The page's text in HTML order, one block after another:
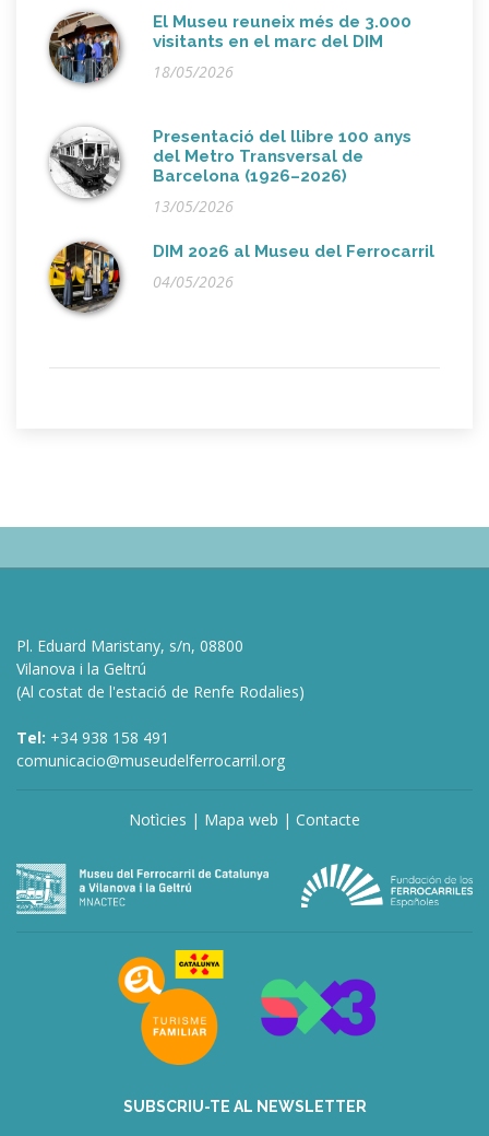
El Museu reuneix més de 3.000
visitants en el marc del DIM
18/05/2026
Presentació del llibre 100 anys
del Metro Transversal de
Barcelona (1926–2026)
13/05/2026
DIM 2026 al Museu del Ferrocarril
04/05/2026
Pl. Eduard Maristany, s/n, 08800
Vilanova i la Geltrú
(Al costat de l'estació de Renfe Rodalies)
Tel: +34 938 158 491
comunicacio@museudelferrocarril.org
Notìcies | Mapa web | Contacte
deneme
bonusu
SUBSCRIU-TE AL NEWSLETTER